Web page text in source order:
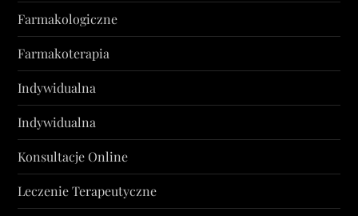
Farmakologiczne
Farmakoterapia
Indywidualna
Indywidualna
Konsultacje Online
Leczenie Terapeutyczne